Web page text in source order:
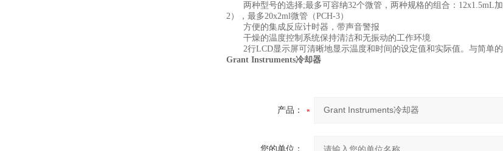
两种型号的选择;最多可容纳32个微管，两种规格的组合：12x1.5mL加
2），最多20x2ml微管（PCH-3）
方便的集成反应计时器，带声音警报
干燥的温度控制系统保持清洁和无振动的工作环境
2行LCD显示屏可清晰地显示温度和时间的设定值和实际值。与简单的
Grant Instruments冷却器
产品：
您的单位：